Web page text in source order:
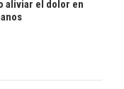
aliviar el dolor en